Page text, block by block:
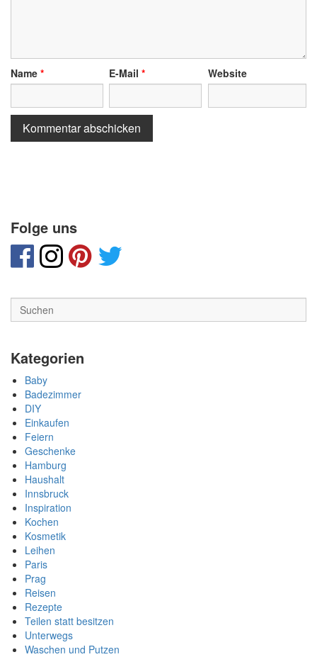
Name * E-Mail* Website
Folge uns
Kategorien
Baby
Badezimmer
DIY
Einkaufen
Feiern
Geschenke
Hamburg
Haushalt
Innsbruck
Inspiration
Kochen
Kosmetik
Leihen
Paris
Prag
Reisen
Rezepte
Teilen statt besitzen
Unterwegs
Waschen und Putzen